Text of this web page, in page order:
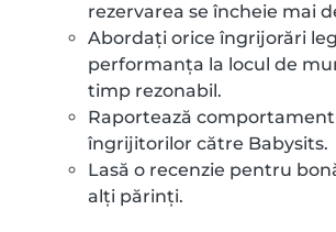
rezervarea se încheie mai
Abordați orice îngrijorări
performanța la locul de
timp rezonabil.
Raportează
îngrijitorilor către Babysits.
Lasă o recenzie pentru
alți părinți.